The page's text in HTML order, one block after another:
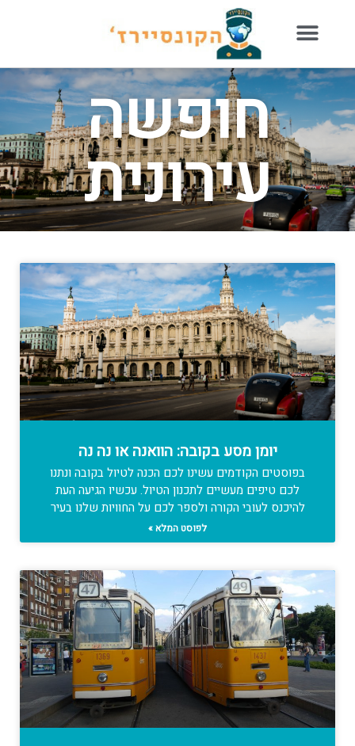
חופשה
עירונית
יומן מסע בקובה: הוואנה או נה נה
בפוסטים הקודמים עשינו לכם הכנה לטיול בקובה ונתנו
לכם טיפים מעשיים לתכנון הטיול. עכשיו הגיעה העת
להיכנס לעובי הקורה ולספר לכם על החוויות שלנו בעיר
לפוסט המלא »